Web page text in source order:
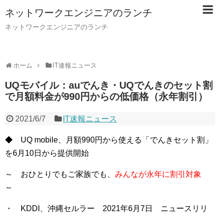
ネットワークエンジニアのランチ
ネットワークエンジニアのランチ
ホーム IT速報ニュース
UQモバイル：auでんき・UQでんきのセット割
で月額料金が990円からの低価格（永年割引）
2021/6/7 IT速報ニュース
◆ UQ mobile、月額990円から使える「でんきセット割」
を6月10日から提供開始
～ おひとりでもご家族でも、 みんなが永年に割引対象
～
・ KDDI、沖縄セルラー 2021年6月7日 ニュースリリ